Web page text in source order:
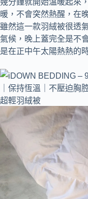
暖，不會突然熱醒，在
雖然這一款羽絨被很透
氣候，晚上蓋完全是不
是在正中午太陽熱熱的